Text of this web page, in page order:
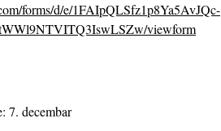
forms/d/e/1FAIpQLSfz1p8Ya5AvJQc-
viewform
7. decembar